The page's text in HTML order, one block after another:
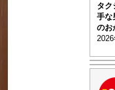
タク
手な
のお